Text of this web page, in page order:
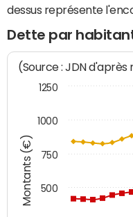
dessus représente
Dette par
Montants (€)
(Source : JDN
500
750
1000
1250